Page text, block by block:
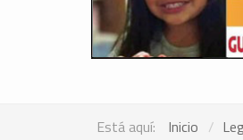
Está aquí: Inicio